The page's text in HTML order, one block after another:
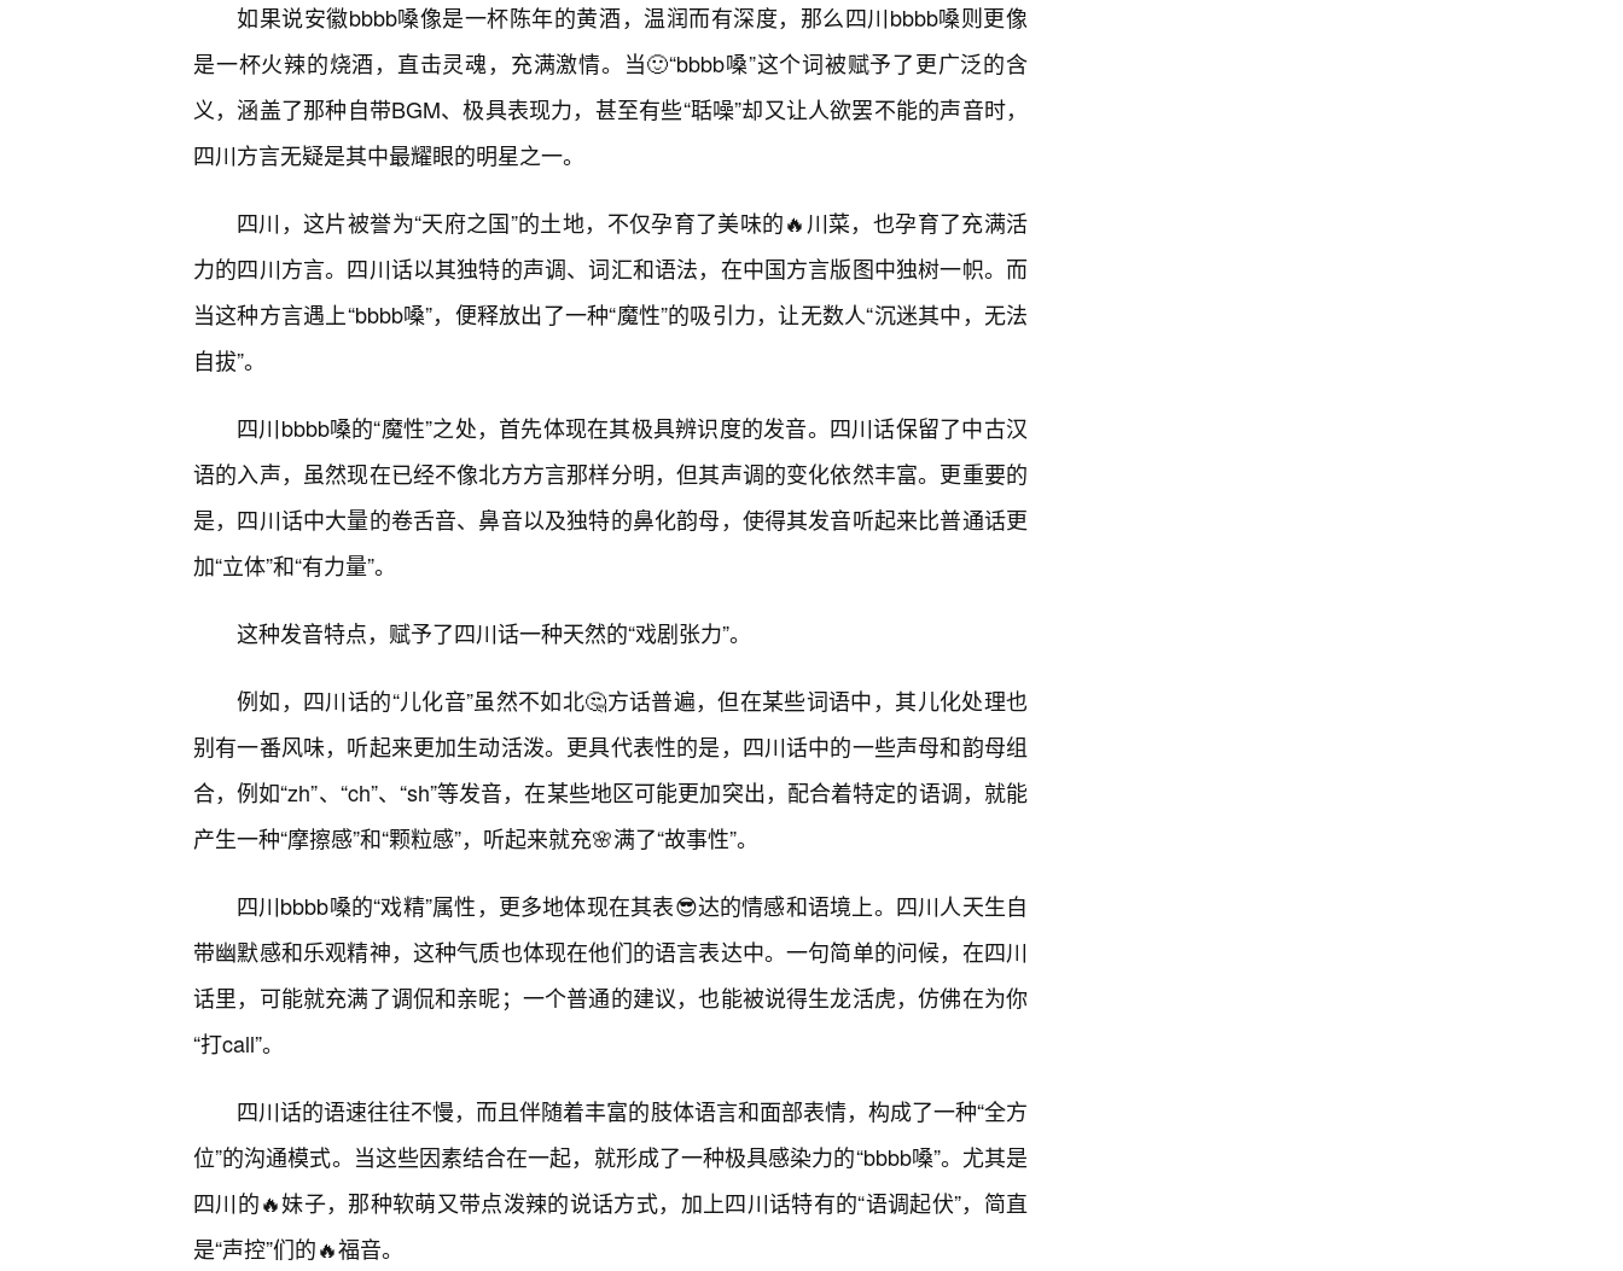
如果说安徽bbbb嗓像是一杯陈年的黄酒，温润而有深度，那么四川bbbb嗓则更像
是一杯火辣的烧酒，直击灵魂，充满激情。当🙂“bbbb嗓”这个词被赋予了更广泛的含
义，涵盖了那种自带BGM、极具表现力，甚至有些“聒噪”却又让人欲罢不能的声音时，
四川方言无疑是其中最耀眼的明星之一。
四川，这片被誉为“天府之国”的土地，不仅孕育了美味的🔥川菜，也孕育了充满活
力的四川方言。四川话以其独特的声调、词汇和语法，在中国方言版图中独树一帜。而
当这种方言遇上“bbbb嗓”，便释放出了一种“魔性”的吸引力，让无数人“沉迷其中，无法
自拔”。
四川bbbb嗓的“魔性”之处，首先体现在其极具辨识度的发音。四川话保留了中古汉
语的入声，虽然现在已经不像北方方言那样分明，但其声调的变化依然丰富。更重要的
是，四川话中大量的卷舌音、鼻音以及独特的鼻化韵母，使得其发音听起来比普通话更
加“立体”和“有力量”。
这种发音特点，赋予了四川话一种天然的“戏剧张力”。
例如，四川话的“儿化音”虽然不如北🤔方话普遍，但在某些词语中，其儿化处理也
别有一番风味，听起来更加生动活泼。更具代表性的是，四川话中的一些声母和韵母组
合，例如“zh”、“ch”、“sh”等发音，在某些地区可能更加突出，配合着特定的语调，就能
产生一种“摩擦感”和“颗粒感”，听起来就充🌸满了“故事性”。
四川bbbb嗓的“戏精”属性，更多地体现在其表😎达的情感和语境上。四川人天生自
带幽默感和乐观精神，这种气质也体现在他们的语言表达中。一句简单的问候，在四川
话里，可能就充满了调侃和亲昵；一个普通的建议，也能被说得生龙活虎，仿佛在为你
“打call”。
四川话的语速往往不慢，而且伴随着丰富的肢体语言和面部表情，构成了一种“全方
位”的沟通模式。当这些因素结合在一起，就形成了一种极具感染力的“bbbb嗓”。尤其是
四川的🔥妹子，那种软萌又带点泼辣的说话方式，加上四川话特有的“语调起伏”，简直
是“声控”们的🔥福音。